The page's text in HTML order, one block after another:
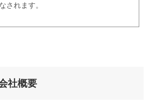
されます。
社概要